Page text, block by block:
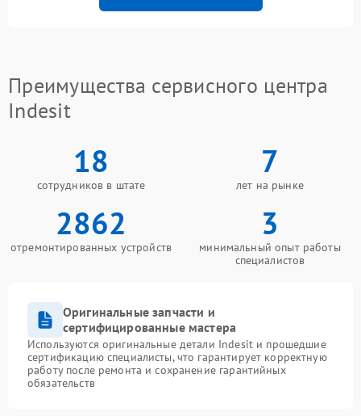
Преимущества сервисного центра
Indesit
18
сотрудников в штате
7
лет на рынке
2862
отремонтированных устройств
3
минимальный опыт работы
специалистов
Оригинальные запчасти и
сертифицированные мастера
Используются оригинальные детали Indesit и прошедшие
сертификацию специалисты, что гарантирует корректную
работу после ремонта и сохранение гарантийных
обязательств